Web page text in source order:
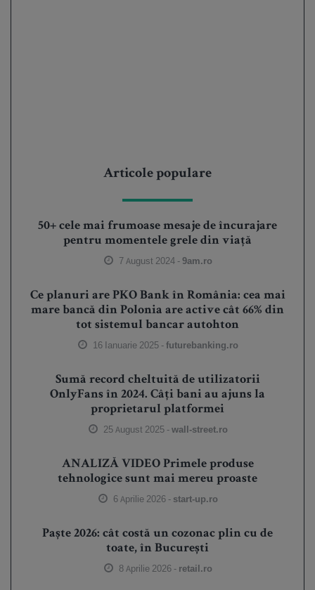
Articole populare
50+ cele mai frumoase mesaje de încurajare
pentru momentele grele din viață
7 August 2024 -9am.ro
Ce planuri are PKO Bank în România: cea mai
mare bancă din Polonia are active cât 66% din
tot sistemul bancar autohton
16 Ianuarie 2025 -futurebanking.ro
Sumă record cheltuită de utilizatorii
OnlyFans în 2024. Câți bani au ajuns la
proprietarul platformei
25 August 2025 -wall-street.ro
ANALIZĂ VIDEO Primele produse
tehnologice sunt mai mereu proaste
6 Aprilie 2026 - start-up.ro
Paște 2026: cât costă un cozonac plin cu de
toate, în București
8 Aprilie 2026 - retail.ro